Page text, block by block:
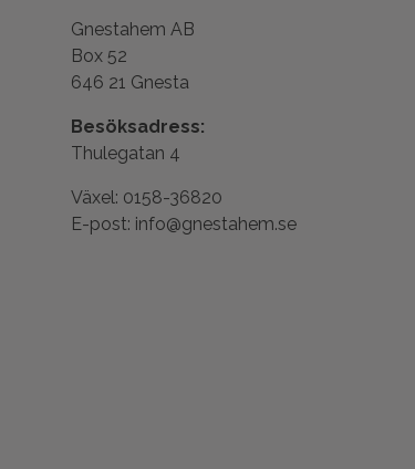
Gnestahem AB
Box 52
646 21 Gnesta
Besöksadress:
Thulegatan 4
Växel: 0158-36820
E-post: info@gnestahem.se